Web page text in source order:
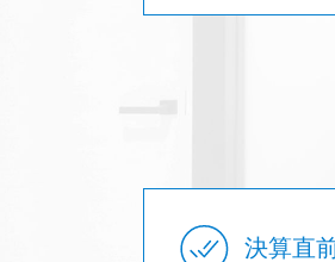
決算直